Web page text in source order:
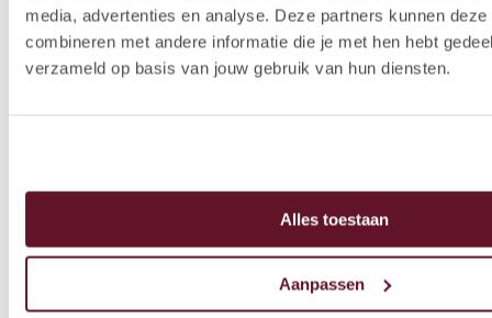
media, advertenties en analyse. Deze partners kunnen deze
combineren met andere informatie die je met hen hebt
verzameld op basis van jouw gebruik van hun diensten.
Alles toestaan
Aanpassen